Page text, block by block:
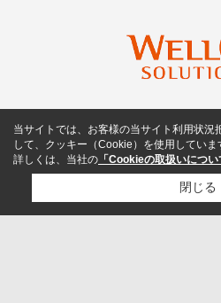
当サイトでは、お客様の当サイト利用状況
して、クッキー（Cookie）を使用していま
詳しくは、当社の 「Cookieの取扱いについ
閉じる